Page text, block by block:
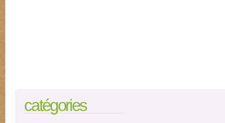
catégories